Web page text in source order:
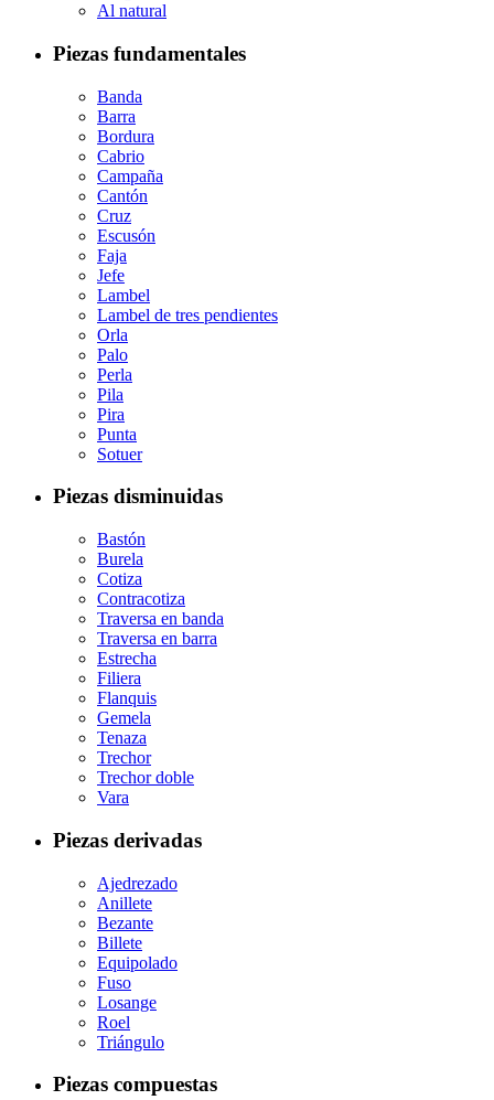
Al natural
Piezas fundamentales
Banda
Barra
Bordura
Cabrio
Campaña
Cantón
Cruz
Escusón
Faja
Jefe
Lambel
Lambel de tres pendientes
Orla
Palo
Perla
Pila
Pira
Punta
Sotuer
Piezas disminuidas
Bastón
Burela
Cotiza
Contracotiza
Traversa en banda
Traversa en barra
Estrecha
Filiera
Flanquis
Gemela
Tenaza
Trechor
Trechor doble
Vara
Piezas derivadas
Ajedrezado
Anillete
Bezante
Billete
Equipolado
Fuso
Losange
Roel
Triángulo
Piezas compuestas